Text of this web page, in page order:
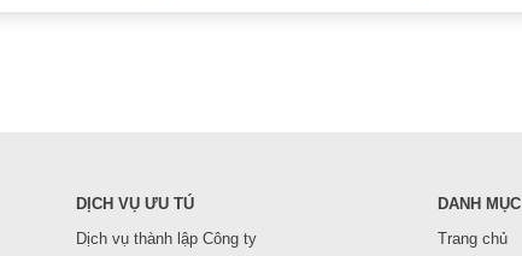
DỊCH VỤ ƯU TÚ
Dịch vụ thành lập Công ty
DANH MỤC
Trang chủ